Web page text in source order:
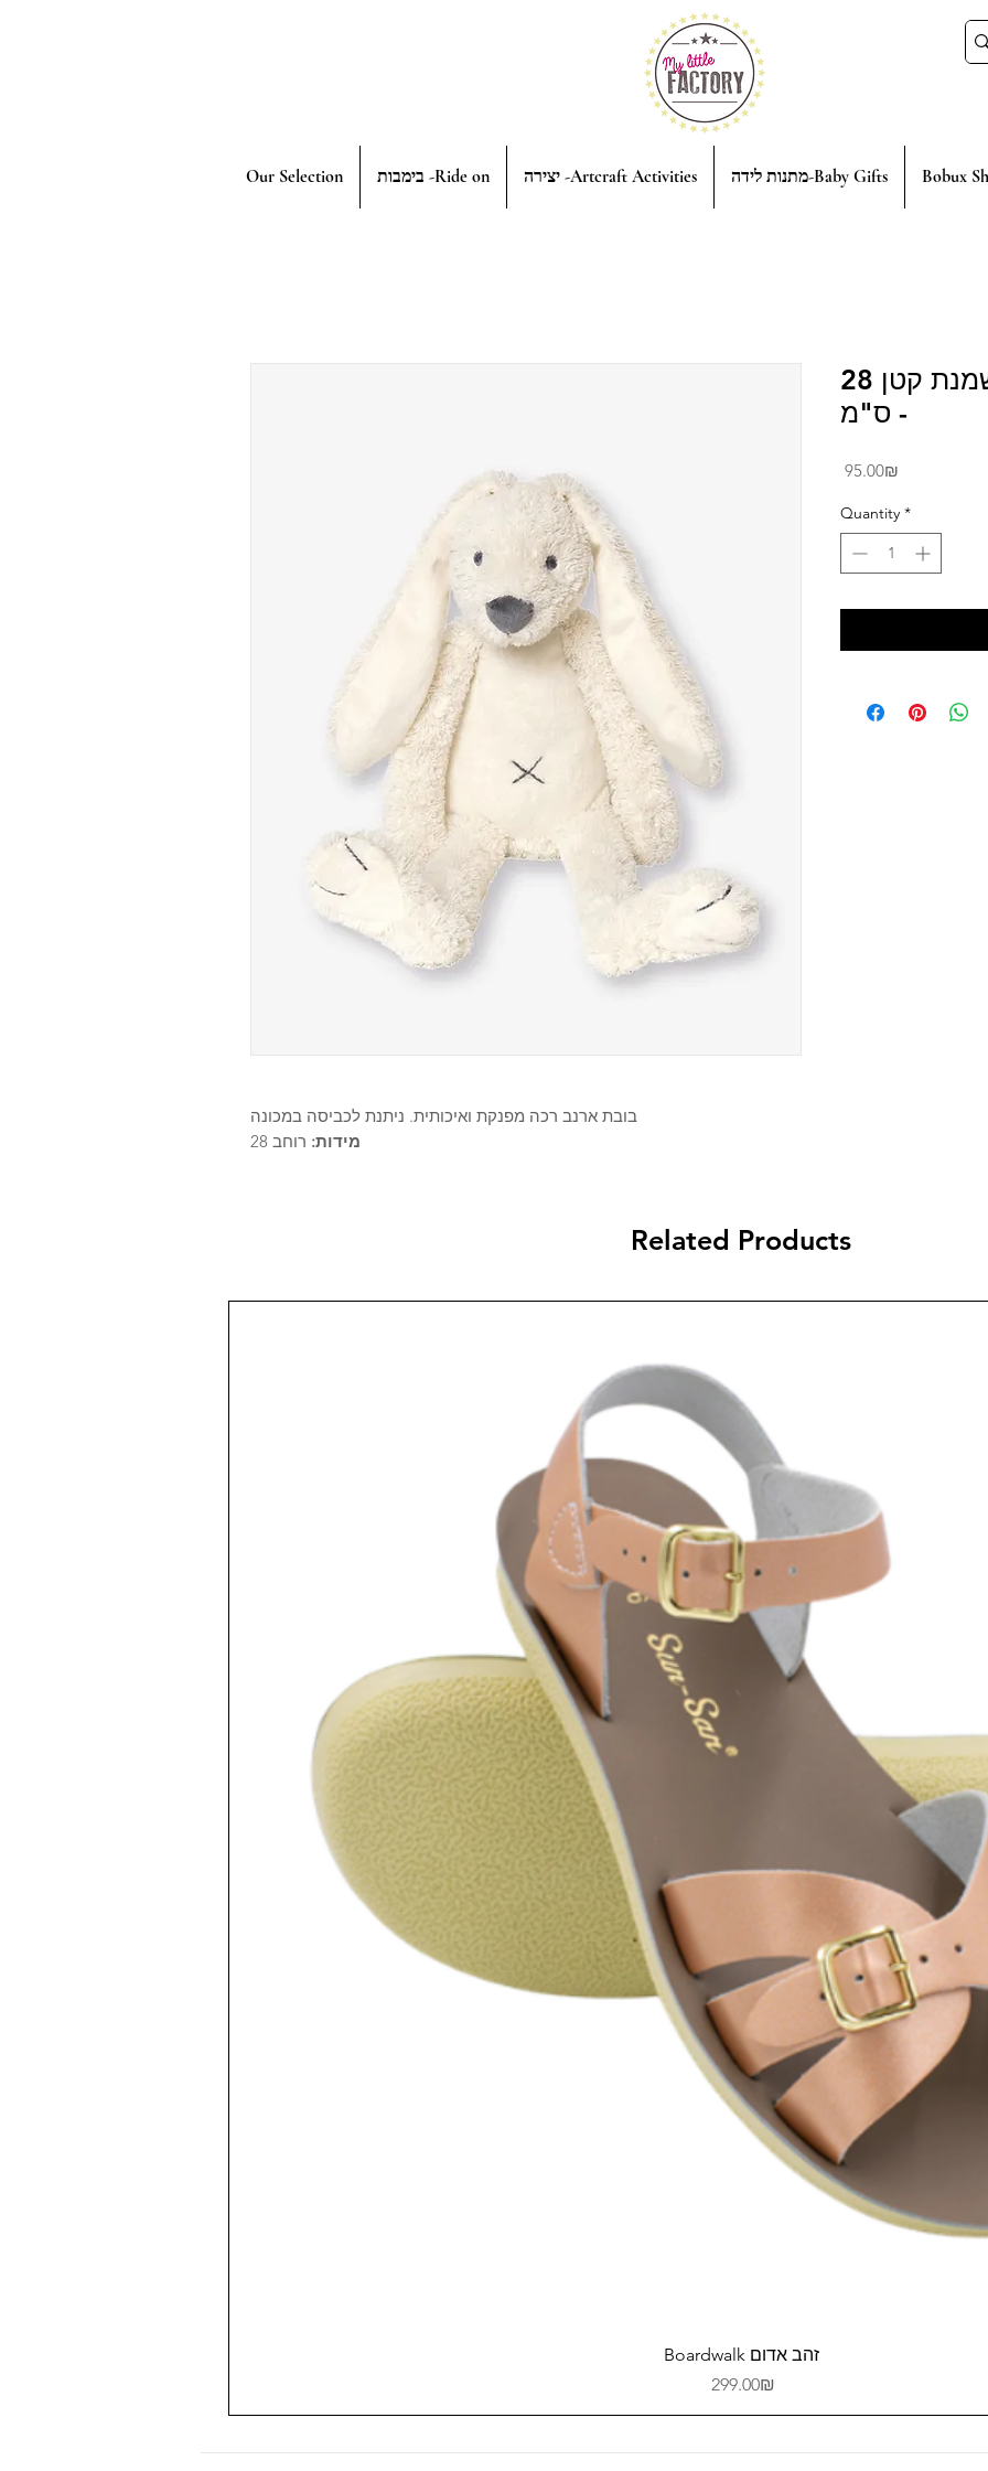
Our Selection בימבות -Ride on יצירה -Artcraft Activities מתנות לידה-Baby Gifts Bobux
בובת ארנב רכה מפנקת ואיכותית. ניתנת לכביסה במכונה
מידות: רוחב 28
בובת ריצ'י - ארנב שמנת קטן 28
ס"מ -
‏95.00 ‏₪
Quantity *
Related Products
Quick ViewBoardwalk זהב אדום
Price
‏299.00 ‏₪